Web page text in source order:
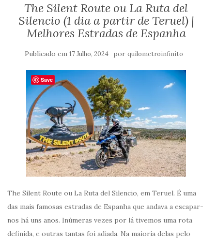
The Silent Route ou La Ruta del
Silencio (1 dia a partir de Teruel) |
Melhores Estradas de Espanha
Publicado em 17 Julho, 2024 por quilometroinfinito
The Silent Route ou La Ruta del Silencio, em Teruel. É uma
das mais famosas estradas de Espanha que andava a escapar-
nos há uns anos. Inúmeras vezes por lá tivemos uma rota
definida, e outras tantas foi adiada. Na maioria delas pelo
Save